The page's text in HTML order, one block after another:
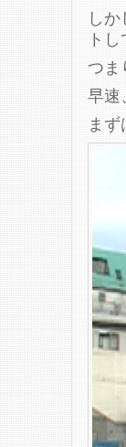
し
ト
つま
早速
まず